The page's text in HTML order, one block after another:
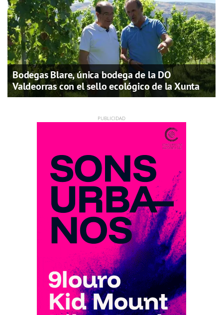
Bodegas Blare, única bodega de la DO
Valdeorras con el sello ecológico de la Xunta